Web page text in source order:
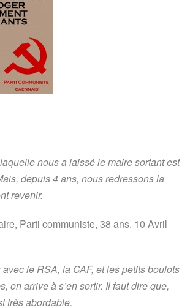
nous a laissé le maire sortant est
depuis 4 ans, nous redressons la
revenir.
Parti communiste, 38 ans. 10 Avril
avec le RSA, la CAF, et les petits boulots
on arrive à s’en sortir. Il faut dire que,
très abordable.